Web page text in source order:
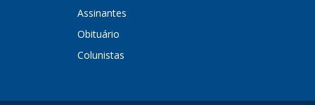
Assinantes
Obituário
Colunistas